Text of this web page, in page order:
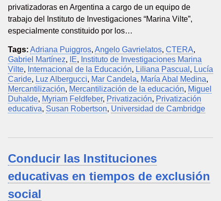
privatizadoras en Argentina a cargo de un equipo de
trabajo del Instituto de Investigaciones “Marina Vilte”,
especialmente constituido por los…
Tags: Adriana Puiggros, Angelo Gavrielatos, CTERA,
Gabriel Martínez, IE, Instituto de Investigaciones Marina
Vilte, Internacional de la Educación, Liliana Pascual , Lucía
Caride, Luz Albergucci, Mar Candela, María Abal Medina,
Mercantilización, Mercantilización de la educación, Miguel
Duhalde, Myriam Feldfeber, Privatización, Privatización
educativa, Susan Robertson, Universidad de Cambridge
Conducir las Instituciones
educativas en tiempos de exclusión
social